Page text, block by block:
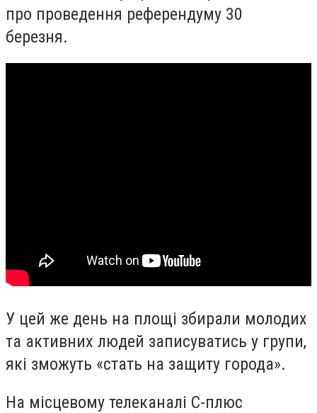
про проведення референдуму 30
березня.
У цей же день на площі збирали молодих
та активних людей записуватись у групи,
які зможуть «стать на защиту города».
На місцевому телеканалі С-плюс